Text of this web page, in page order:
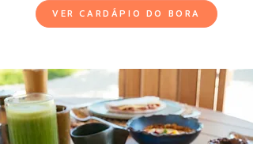
VER CARDÁPIO DO BORA